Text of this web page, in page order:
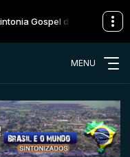
Gospel das 00:00 às 13:00
MENU